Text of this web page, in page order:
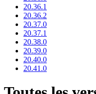
20.36.1
20.36.2
20.37.0
20.37.1
20.38.0
20.39.0
20.40.0
20.41.0